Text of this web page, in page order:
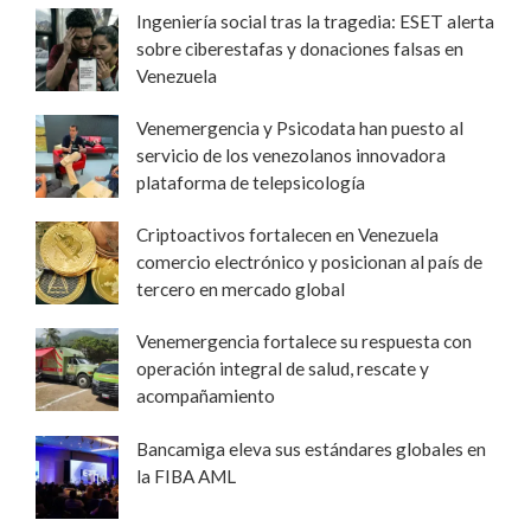
Ingeniería social tras la tragedia: ESET alerta
sobre ciberestafas y donaciones falsas en
Venezuela
Venemergencia y Psicodata han puesto al
servicio de los venezolanos innovadora
plataforma de telepsicología
Criptoactivos fortalecen en Venezuela
comercio electrónico y posicionan al país de
tercero en mercado global
Venemergencia fortalece su respuesta con
operación integral de salud, rescate y
acompañamiento
Bancamiga eleva sus estándares globales en
la FIBA AML